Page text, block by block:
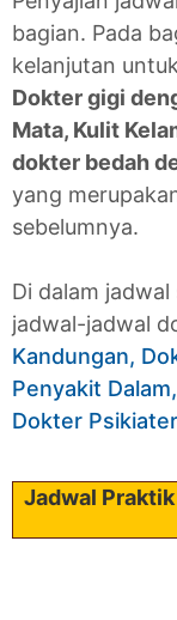
bagian. Pada
kelanjutan
Dokter gigi
Mata, Kulit
dokter bedah
yang
sebelumnya.
Di dalam
jadwal-jadwal
Kandungan,
Penyakit
Dokter
Jadwal